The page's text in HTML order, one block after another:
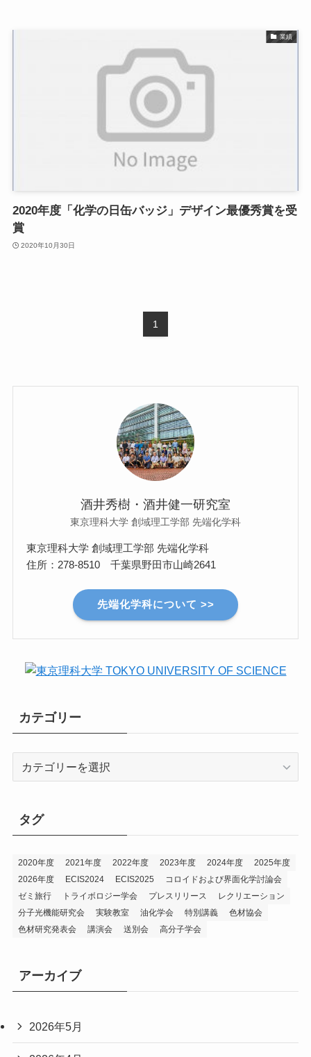
業績
2020年度「化学の日缶バッジ」デザイン最優秀賞を受
賞
2020年10月30日
1
酒井秀樹・酒井健一研究室
東京理科大学 創域理工学部 先端化学科
東京理科大学 創域理工学部 先端化学科
住所：278-8510 千葉県野田市山崎2641
先端化学科について >>
カテゴリー
ー
タグ
2020年度 2021年度 2022年度 2023年度 2024年度
2025年度
2026年度
ECIS2024 ECIS2025
コロイドおよび界面化学討論会
ゼミ旅行
トライボロジー学会 プレスリリース
レクリエーション
分子光機能研究会
実験教室 油化学会 特別講義
色材協会
色材研究発表会
講演会 送別会 高分子学会
アーカイブ
2026年5月